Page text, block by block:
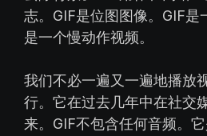
志。GIF是位图图像。GIF是
是一个慢动作视频。
我们不必一遍又一遍地播放
行。它在过去几年中在社交
来。GIF不包含任何音频。它